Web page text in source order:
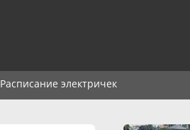
Расписание электричек